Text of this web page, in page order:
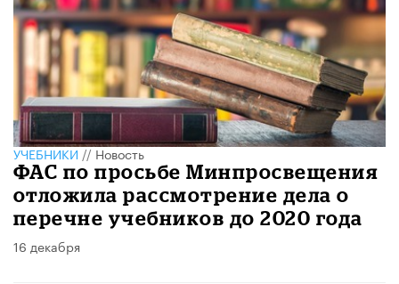
УЧЕБНИКИ//Новость
ФАС по просьбе Минпросвещения
отложила рассмотрение дела о
перечне учебников до 2020 года
16 декабря